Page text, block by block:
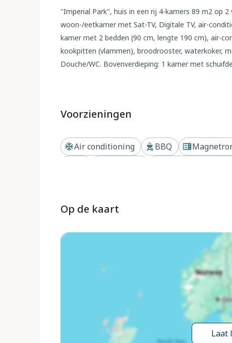
"Imperial Park", huis in een rij 4-kamers 89 m2 op
woon-/eetkamer met Sat-TV, Digitale TV, air-
kamer met 2 bedden (90 cm, lengte 190 cm), air-
kookpitten (vlammen), broodrooster, waterkoker,
Douche/WC. Bovenverdieping: 1 kamer met
haardroger. Internet (WiFi, gratis). Parkeerplaats
verhoogde ligging, 2.5 km van zee, 2.5 km van het
verschillende niveaus (omheind), wilde tuin, 3
buitendouche, patio, prieel, tuinmeubelen. In het
50 m, bar 200 m, café 50 m, bushalte 1.3 km,
Jachthaven 2.5 km, jachthaven 2.5 km, golfterrein
tennis 2.8 km, midgetgolf 3 km. Attracties in de
Benidorm Palace (Benidorm). Auto noodzakelijk.
families. Bewaakt vakantiecomplex. Vergelijkbare
kunnen onderling van inrichting verschillen. De
te maken en de rust te bewaren.
Voorzieningen
Air conditioning BBQ
Op de kaart
Laat